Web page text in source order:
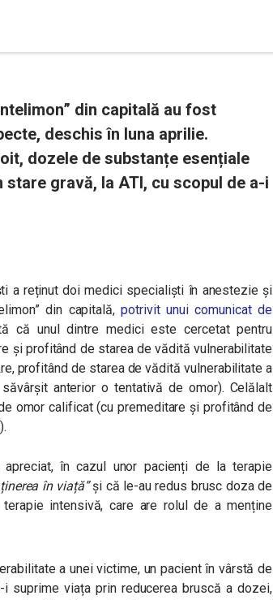
din capitală au fost
deschis în luna aprilie.
dozele de substanțe esențiale
gravă, la ATI, cu scopul de a-i
a reținut doi medici specialiști în anestezie și
din capitală,potrivit unui comunicat de
că unul dintre medici este cercetat pentru
și profitând de starea de vădită vulnerabilitate
profitând de starea de vădită vulnerabilitate a
anterior o tentativă de omor). Celălalt
omor calificat (cu premeditare și profitând de
în cazul unor pacienți de la terapie
în viață”și că le-au redus brusc doza de
intensivă, care are rolul de a menține
a unei victime, un pacient în vârstă de
suprime viața prin reducerea bruscă a dozei,